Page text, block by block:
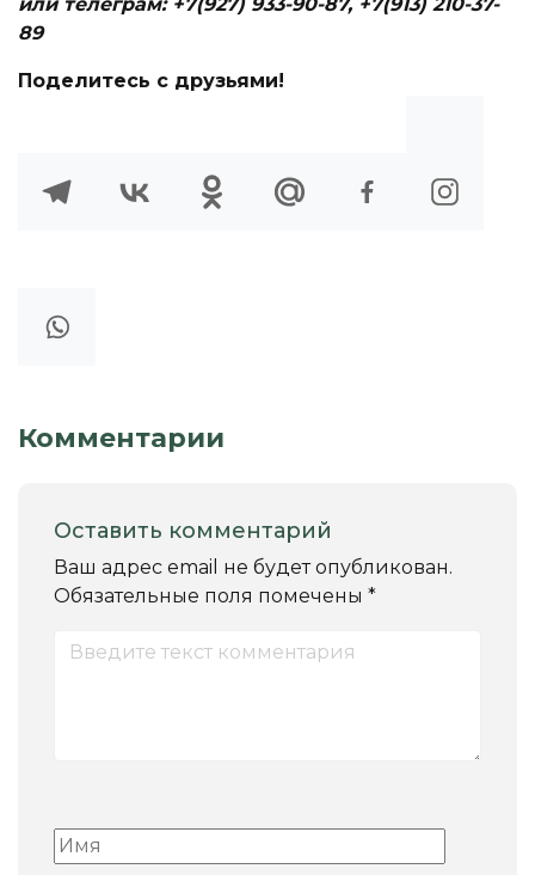
89
Поделитесь с друзьями!
Комментарии
Оставить комментарий
Ваш адрес email не будет опубликован.
Обязательные поля помечены *